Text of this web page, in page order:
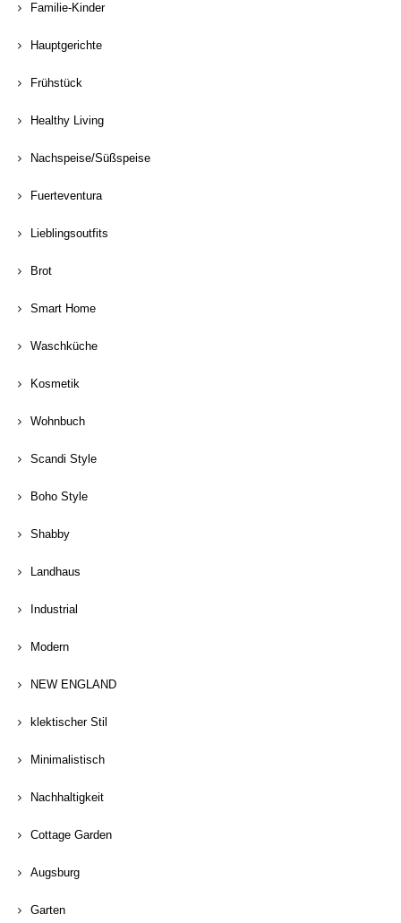
Familie-Kinder
Hauptgerichte
Frühstück
Healthy Living
Nachspeise/Süßspeise
Fuerteventura
Lieblingsoutfits
Brot
Smart Home
Waschküche
Kosmetik
Wohnbuch
Scandi Style
Boho Style
Shabby
Landhaus
Industrial
Modern
NEW ENGLAND
klektischer Stil
Minimalistisch
Nachhaltigkeit
Cottage Garden
Augsburg
Garten